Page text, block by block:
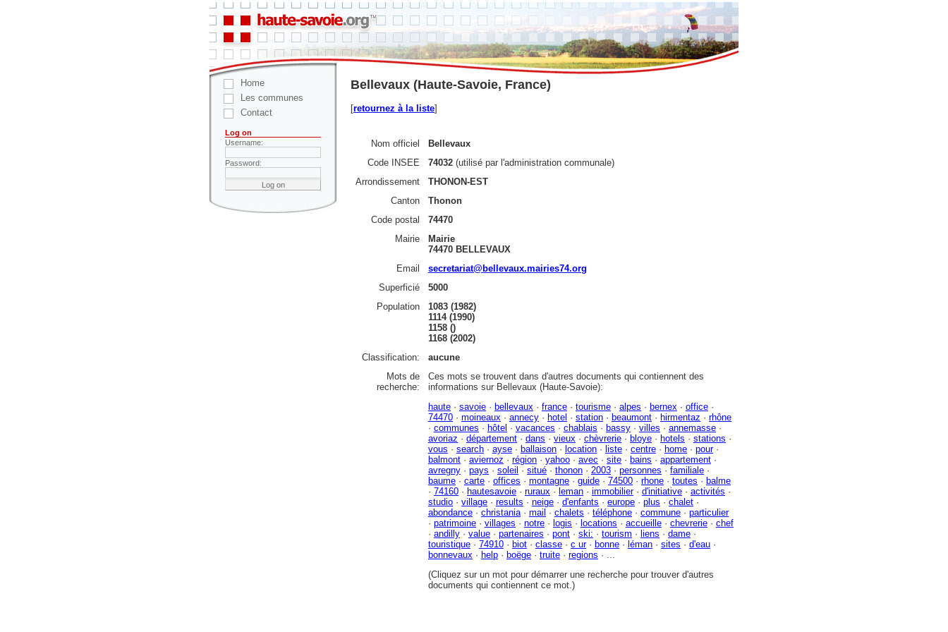
Home
Les communes
Contact
Log on
Username:
Password:
Bellevaux (Haute-Savoie, France)
[retournez à la liste]
Nom officiel
Bellevaux
Code INSEE
74032 (utilisé par l'administration communale)
Arrondissement
THONON-EST
Canton
Thonon
Code postal
74470
Mairie
Mairie
74470 BELLEVAUX
Email
secretariat@bellevaux.mairies74.org
Superficié
5000
Population
1083 (1982)
1114 (1990)
1158 ()
1168 (2002)
Classification:
aucune
Mots de
recherche:
Ces mots se trouvent dans d'autres documents qui contiennent des
informations sur Bellevaux (Haute-Savoie):
haute · savoie · bellevaux · france · tourisme · alpes · bernex · office ·
74470 · moineaux · annecy · hotel · station · beaumont · hirmentaz · rhône
· communes · hôtel · vacances · chablais · bassy · villes · annemasse ·
avoriaz · département · dans · vieux · chèvrerie · bloye · hotels · stations ·
vous · search · ayse · ballaison · location · liste · centre · home · pour·
balmont · aviernoz · région · yahoo · avec · site · bains · appartement ·
avregny · pays · soleil · situé · thonon · 2003 · personnes · familiale ·
baume · carte · offices · montagne · guide · 74500 · rhone · toutes · balme
· 74160 · hautesavoie · ruraux · leman · immobilier· d'initiative · activités ·
studio · village · results · neige · d'enfants · europe · plus · chalet ·
abondance · christania · mail · chalets · téléphone · commune · particulier
· patrimoine · villages · notre · logis · locations · accueille · chevrerie · chef
· andilly · value · partenaires · pont · ski: · tourism · liens · dame ·
touristique · 74910 · biot · classe · c ur· bonne · léman · sites · d'eau ·
bonnevaux · help · boëge · truite · regions · ...
(Cliquez sur un mot pour démarrer une recherche pour trouver d'autres
documents qui contiennent ce mot.)